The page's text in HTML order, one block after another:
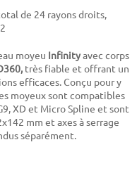
de 24 rayons droits,
moyeu Infinityavec corps
très fiable et offrant un
efficaces. Conçu pour y
moyeux sont compatibles
XD et Micro Spline et sont
mm et axes à serrage
séparément.